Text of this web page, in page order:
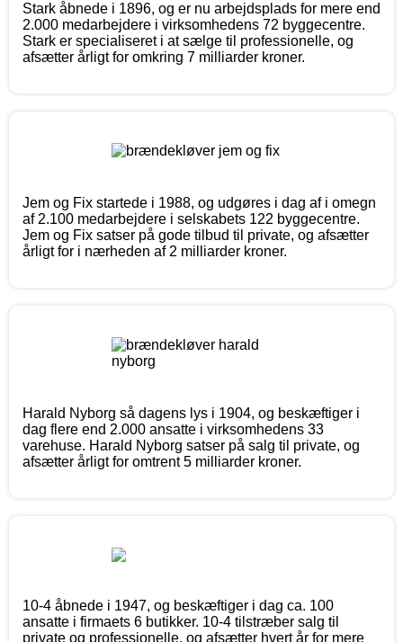
Stark åbnede i 1896, og er nu arbejdsplads for mere end
2.000 medarbejdere i virksomhedens 72 byggecentre.
Stark er specialiseret i at sælge til professionelle, og
afsætter årligt for omkring 7 milliarder kroner.
Jem og Fix startede i 1988, og udgøres i dag af i omegn
af 2.100 medarbejdere i selskabets 122 byggecentre.
Jem og Fix satser på gode tilbud til private, og afsætter
årligt for i nærheden af 2 milliarder kroner.
Harald Nyborg så dagens lys i 1904, og beskæftiger i
dag flere end 2.000 ansatte i virksomhedens 33
varehuse. Harald Nyborg satser på salg til private, og
afsætter årligt for omtrent 5 milliarder kroner.
10-4 åbnede i 1947, og beskæftiger i dag ca. 100
ansatte i firmaets 6 butikker. 10-4 tilstræber salg til
private og professionelle, og afsætter hvert år for mere